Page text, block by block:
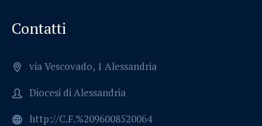
Contatti
via Vescovado, 1 Alessandria
Diocesi di Alessandria
http://C.F.%2096008520064